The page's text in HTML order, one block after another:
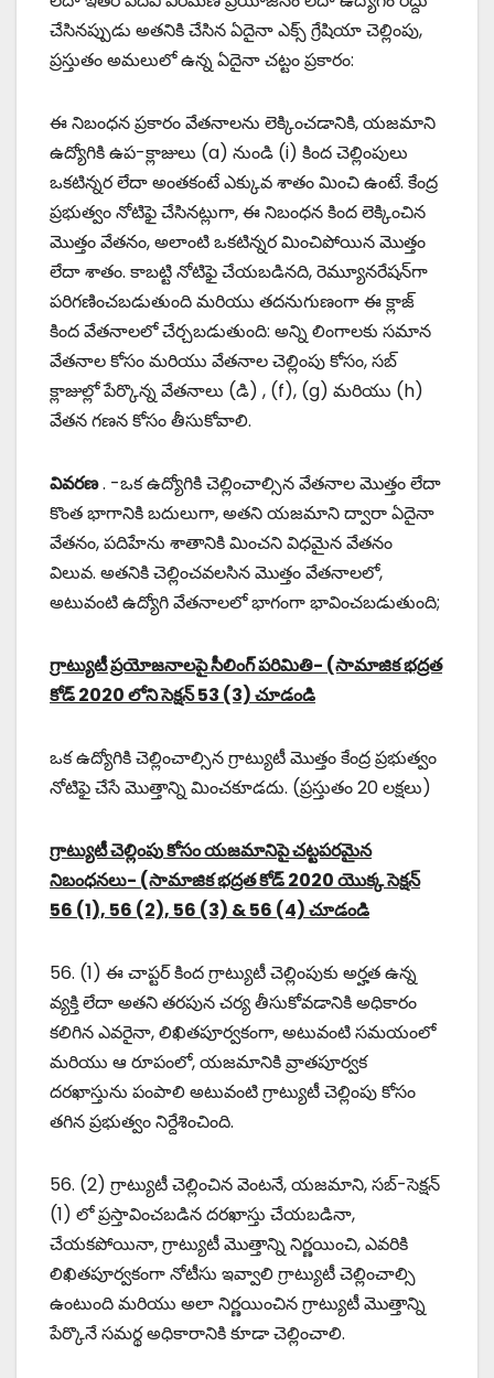
చేసినప్పుడు అతనికి చేసిన ఏదైనా ఎక్స్ గ్రేషియా చెల్లింపు,
ప్రస్తుతం అమలులో ఉన్న ఏదైనా చట్టం ప్రకారం:
ఈ నిబంధన ప్రకారం వేతనాలను లెక్కించడానికి, యజమాని
ఉద్యోగికి ఉప-క్లాజులు (a) నుండి (i) కింద చెల్లింపులు
ఒకటిన్నర లేదా అంతకంటే ఎక్కువ శాతం మించి ఉంటే. కేంద్ర
ప్రభుత్వం నోటిఫై చేసినట్లుగా, ఈ నిబంధన కింద లెక్కించిన
మొత్తం వేతనం, అలాంటి ఒకటిన్నర మించిపోయిన మొత్తం
లేదా శాతం. కాబట్టి నోటిఫై చేయబడినది, రెమ్యూనరేషన్‌గా
పరిగణించబడుతుంది మరియు తదనుగుణంగా ఈ క్లాజ్
కింద వేతనాలలో చేర్చబడుతుంది: అన్ని లింగాలకు సమాన
వేతనాల కోసం మరియు వేతనాల చెల్లింపు కోసం, సబ్
క్లాజుల్లో పేర్కొన్న వేతనాలు (డి) , (f), (g) మరియు (h)
వేతన గణన కోసం తీసుకోవాలి.
వివరణ. -ఒక ఉద్యోగికి చెల్లించాల్సిన వేతనాల మొత్తం లేదా
కొంత భాగానికి బదులుగా, అతని యజమాని ద్వారా ఏదైనా
వేతనం, పదిహేను శాతానికి మించని విధమైన వేతనం
విలువ. అతనికి చెల్లించవలసిన మొత్తం వేతనాలలో,
అటువంటి ఉద్యోగి వేతనాలలో భాగంగా భావించబడుతుంది;
గ్రాట్యుటీ ప్రయోజనాలపై సీలింగ్ పరిమితి- (సామాజిక భద్రత
కోడ్ 2020 లోని సెక్షన్ 53 (3) చూడండి
ఒక ఉద్యోగికి చెల్లించాల్సిన గ్రాట్యుటీ మొత్తం కేంద్ర ప్రభుత్వం
నోటిఫై చేసే మొత్తాన్ని మించకూడదు. (ప్రస్తుతం 20 లక్షలు)
గ్రాట్యుటీ చెల్లింపు కోసం యజమానిపై చట్టపరమైన
నిబంధనలు- (సామాజిక భద్రత కోడ్ 2020 యొక్క సెక్షన్
56 (1), 56 (2), 56 (3) & 56 (4) చూడండి
56. (1) ఈ చాప్టర్ కింద గ్రాట్యుటీ చెల్లింపుకు అర్హత ఉన్న
వ్యక్తి లేదా అతని తరపున చర్య తీసుకోవడానికి అధికారం
కలిగిన ఎవరైనా, లిఖితపూర్వకంగా, అటువంటి సమయంలో
మరియు ఆ రూపంలో, యజమానికి వ్రాతపూర్వక
దరఖాస్తును పంపాలి అటువంటి గ్రాట్యుటీ చెల్లింపు కోసం
తగిన ప్రభుత్వం నిర్దేశించింది.
56. (2) గ్రాట్యుటీ చెల్లించిన వెంటనే, యజమాని, సబ్-సెక్షన్
(1) లో ప్రస్తావించబడిన దరఖాస్తు చేయబడినా,
చేయకపోయినా, గ్రాట్యుటీ మొత్తాన్ని నిర్ణయించి, ఎవరికి
లిఖితపూర్వకంగా నోటీసు ఇవ్వాలి గ్రాట్యుటీ చెల్లించాల్సి
ఉంటుంది మరియు అలా నిర్ణయించిన గ్రాట్యుటీ మొత్తాన్ని
పేర్కొనే సమర్థ అధికారానికి కూడా చెల్లించాలి.